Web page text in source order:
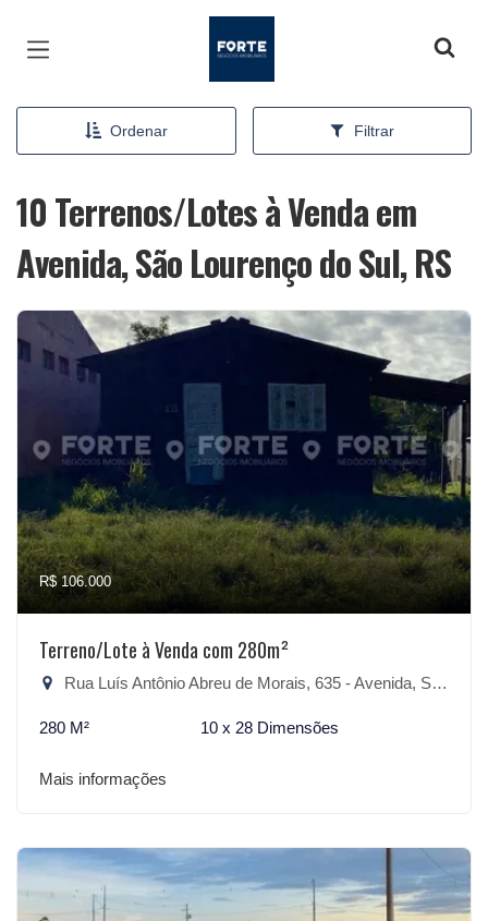
Ordenar Filtrar
10 Terrenos/Lotes à Venda em
Avenida, São Lourenço do Sul, RS
R$ 106.000
Terreno/Lote à Venda com 280m²
Rua Luís Antônio Abreu de Morais, 635 - Avenida, São Lourenço do Sul-RS
280 M² 10 x 28 Dimensões
Mais informações